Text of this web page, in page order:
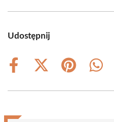
Udostępnij
Share
Share
(Twitter)
Share
Share